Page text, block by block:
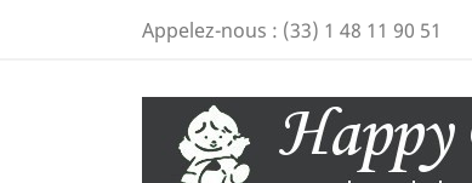
Appelez-nous : (33) 1 48 11 90 51